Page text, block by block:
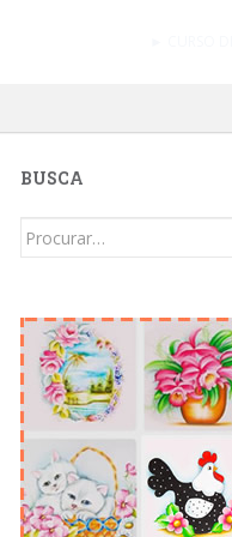
BUSCA
Search